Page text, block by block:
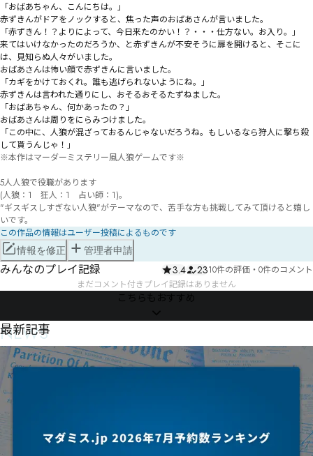
「おばあちゃん、こんにちは。」
赤ずきんがドアをノックすると、焦った声のおばあさんが言いました。
「赤ずきん！？よりによって、今日来たのかい！？・・・仕方ない。お入り。」
来てはいけなかったのだろうか、と赤ずきんが不安そうに扉を開けると、そこに
は、見知らぬ人々がいました。
おばあさんは怖い顔で赤ずきんに言いました。
「カギをかけておくれ。誰も逃げられないようにね。」
赤ずきんは言われた通りにし、おそるおそるたずねました。
「おばあちゃん、何かあったの？」
おばあさんは周りをにらみつけました。
「この中に、人狼が混ざっておるんじゃないだろうね。もしいるなら狩人に撃ち殺
※本作はマーダーミステリー風人狼ゲームです※
5人人狼で役職があります
(人狼：1　狂人：1　占い師：1)。
"ギスギスしすぎない人狼"がテーマなので、苦手な方も挑戦してみて頂けると嬉し
この作品の情報はユーザー投稿によるものです
情報を修正 管理者申請
みんなのプレイ記録 3.4 2310件の評価 ・ 0件のコメント
まだコメント付きプレイ記録はありません
こちらもおすすめ
NEWS
最新記事